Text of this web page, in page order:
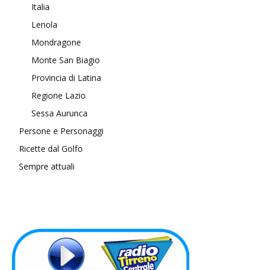
Italia
Lenola
Mondragone
Monte San Biagio
Provincia di Latina
Regione Lazio
Sessa Aurunca
Persone e Personaggi
Ricette dal Golfo
Sempre attuali